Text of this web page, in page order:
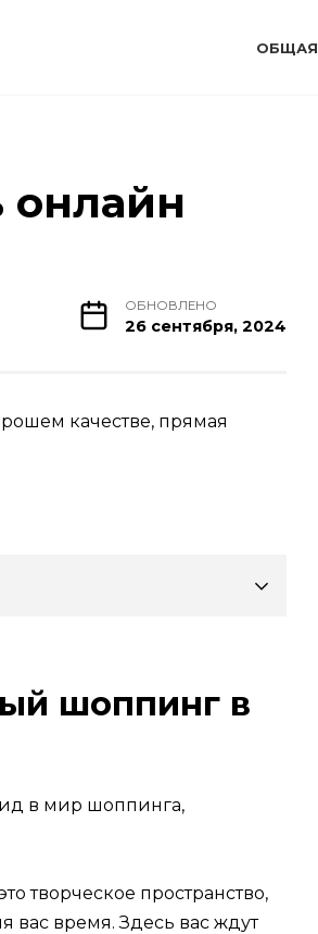
ОБЩАЯ
онлайн
ОБНОВЛЕНО
26 сентября, 2024
качестве, прямая
шоппинг в
в мир шоппинга,
творческое пространство,
вас время. Здесь вас ждут